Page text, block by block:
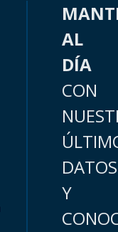
AL
DÍA
CON
DATOS
Y